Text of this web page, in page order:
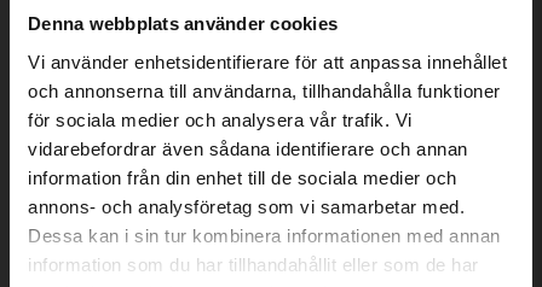
Denna webbplats använder cookies
Vi använder enhetsidentifierare för att anpassa innehållet
och annonserna till användarna, tillhandahålla funktioner
för sociala medier och analysera vår trafik. Vi
vidarebefordrar även sådana identifierare och annan
information från din enhet till de sociala medier och
annons- och analysföretag som vi samarbetar med.
Dessa kan i sin tur kombinera informationen med annan
information som du har tillhandahållit eller som de har
Öppettider & Anläggningar
Jobba hos oss
Press
Reklamation
Visselblåsartjänst
Om Kvdbil
We have detected that your browser
Swedish. To better service our friends
abroad we have an English language
site (kvdcars.com) that contains all the
same vehicles and services.
Continue in Swedish